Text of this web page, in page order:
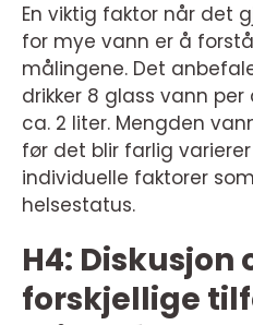
En viktig faktor når det
for mye vann er å
målingene. Det
drikker 8 glass vann
ca. 2 liter. Mengden
før det blir farlig
individuelle faktorer
helsestatus.
H4: Diskusjon
forskjellige